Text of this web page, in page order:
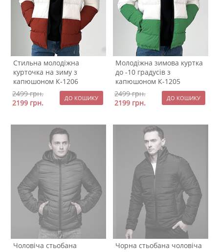
Стильна молодіжна
курточка на зиму з
капюшоном К-1206
2499грн.
2199 грн.
Молодіжна зимова куртка
до -10 градусів з
капюшоном К-1205
2499грн.
2199 грн.
Чоловіча стьобана
Чорна стьобана чоловіча